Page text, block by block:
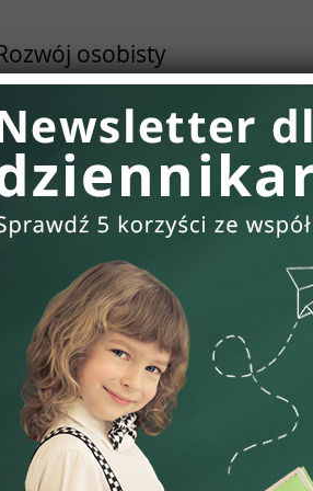
osobisty
Ciąża
Kulturystyka
Hotele